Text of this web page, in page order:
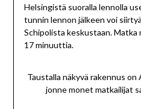
Helsingistä suoralla lennolla
tunnin lennon jälkeen voi
Schipolista keskustaan. Matka
17 minuuttia.
Taustalla näkyvä rakennus
jonne monet matkailijat